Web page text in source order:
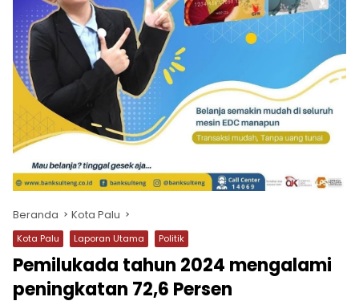
Beranda Kota Palu
Kota Palu Laporan Utama Politik
Pemilukada tahun 2024 mengalami
peningkatan 72,6 Persen